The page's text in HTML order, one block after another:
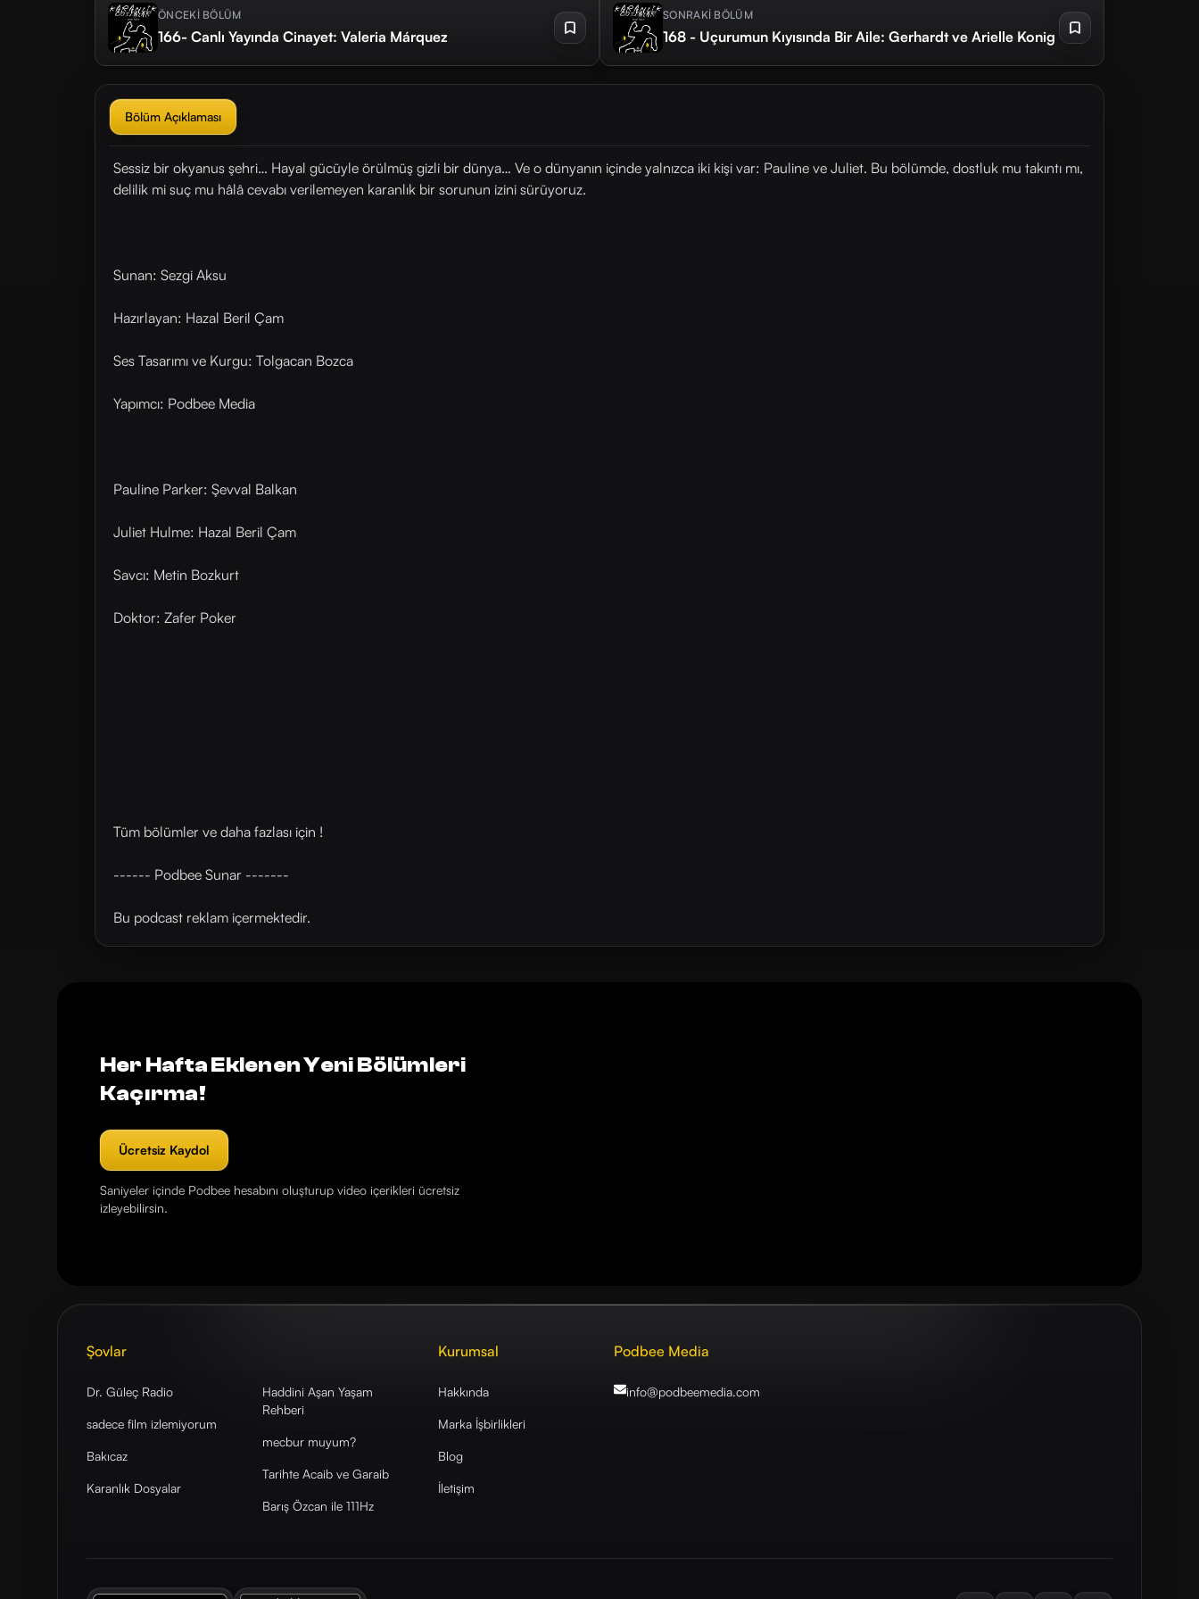
ÖNCEKİ BÖLÜM
166- Canlı Yayında Cinayet: Valeria Márquez
SONRAKİ BÖLÜM
168 - Uçurumun Kıyısında Bir Aile: Gerhardt ve Arielle Konig
Bölüm Açıklaması
Sessiz bir okyanus şehri… Hayal gücüyle örülmüş gizli bir dünya… Ve o dünyanın içinde yalnızca iki kişi var: Pauline ve Juliet. Bu bölümde, dostluk mu takıntı mı,
delilik mi suç mu hâlâ cevabı verilemeyen karanlık bir sorunun izini sürüyoruz.
Sunan: Sezgi Aksu
Hazırlayan: Hazal Beril Çam
Ses Tasarımı ve Kurgu: Tolgacan Bozca
Yapımcı: Podbee Media
Pauline Parker: Şevval Balkan
Juliet Hulme: Hazal Beril Çam
Savcı: Metin Bozkurt
Doktor: Zafer Poker
Tüm bölümler ve daha fazlası için !
------ Podbee Sunar -------
Bu podcast reklam içermektedir.
Her Hafta Eklenen Yeni Bölümleri
Kaçırma!
Ücretsiz Kaydol
Saniyeler içinde Podbee hesabını oluşturup video içerikleri ücretsiz
izleyebilirsin.
Şovlar
Dr. Güleç Radio
sadece film izlemiyorum
Bakıcaz
Karanlık Dosyalar
Haddini Aşan Yaşam
Rehberi
mecbur muyum?
Tarihte Acaib ve Garaib
Barış Özcan ile 111Hz
Kurumsal
Hakkında
Marka İşbirlikleri
Blog
İletişim
Podbee Media
info@podbeemedia.com